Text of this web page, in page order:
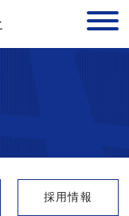
採用情報